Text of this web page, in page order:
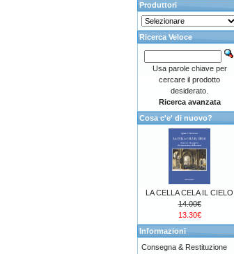
Produttori
Ricerca Veloce
Usa parole chiave per
cercare il prodotto
desiderato.
Ricerca avanzata
Cosa c'e' di nuovo?
LA CELLA CELA IL CIELO
14.00€
13.30€
Informazioni
Consegna & Restituzione